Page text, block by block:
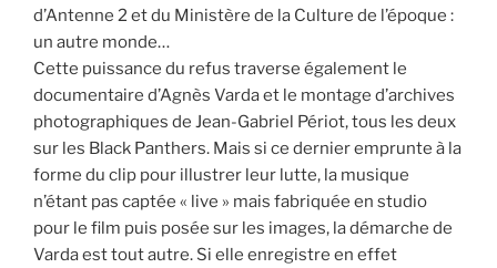
d’Antenne 2 et du Ministère de la Culture de l’époque :
un autre monde…
Cette puissance du refus traverse également le
documentaire d’Agnès Varda et le montage d’archives
photographiques de Jean-Gabriel Périot, tous les deux
sur les Black Panthers. Mais si ce dernier emprunte à la
forme du clip pour illustrer leur lutte, la musique
n’étant pas captée « live » mais fabriquée en studio
pour le film puis posée sur les images, la démarche de
Varda est tout autre. Si elle enregistre en effet